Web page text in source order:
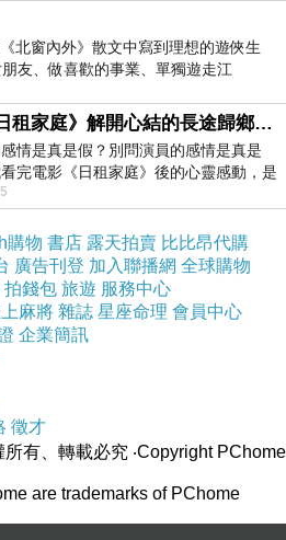
北窗內外》散文中寫到理想的遊俠生
友、做喜歡的事業、單獨遊走江
電影《日租家庭》解開心結的長途歸鄉！能在電影院感受到地理的寬闊和人心的相鄰，真是太棒了！
情是真是假？別問演員的感情是真是
完電影《日租家庭》後的心靈感動，是
的情感觸動了人心，就是真情
購物 書店 露天拍賣 比比昂代購
廣告刊登 加入聯播網 全球購物
拍錢包 旅遊 服務中心
麻將 雜誌 星座命理 會員中心
企業簡訊
徵才
所有、轉載必究 ‧Copyright PChome
are trademarks of PChome